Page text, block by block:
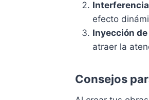
Interferencia
efecto
Inyección
atraer la
Consejos